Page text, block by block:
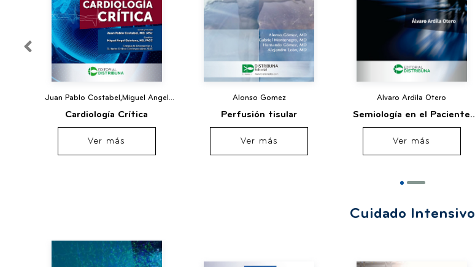
Juan Pablo Costabel,Miguel Angel
Cardiología Crítica
Ver más
Alonso Gomez
Perfusión tisular
Ver más
Alvaro Ardila Otero
Semiología en el Paciente
Crítico
Ver más
Cuidado Intensivo